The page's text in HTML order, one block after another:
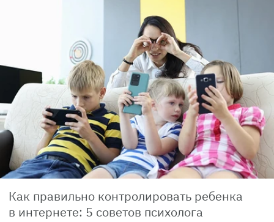
Как правильно контролировать ребенка
в интернете: 5 советов психолога